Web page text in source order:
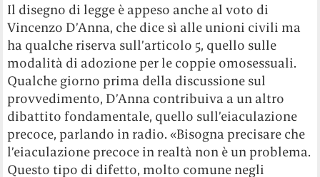
Il disegno di legge è appeso anche al voto di
Vincenzo D’Anna, che dice sì alle unioni civili ma
ha qualche riserva sull’articolo 5, quello sulle
modalità di adozione per le coppie omosessuali.
Qualche giorno prima della discussione sul
provvedimento, D’Anna contribuiva a un altro
dibattito fondamentale, quello sull’eiaculazione
precoce, parlando in radio. «Bisogna precisare che
l’eiaculazione precoce in realtà non è un problema.
Questo tipo di difetto, molto comune negli